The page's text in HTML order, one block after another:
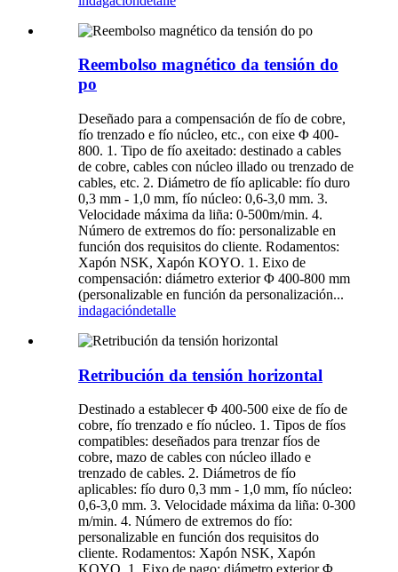
Reembolso magnético da tensión do
po
Deseñado para a compensación de fío de cobre,
fío trenzado e fío núcleo, etc., con eixe Φ 400-
800. 1. Tipo de fío axeitado: destinado a cables
de cobre, cables con núcleo illado ou trenzado de
cables, etc. 2. Diámetro de fío aplicable: fío duro
0,3 mm - 1,0 mm, fío núcleo: 0,6-3,0 mm. 3.
Velocidade máxima da liña: 0-500m/min. 4.
Número de extremos do fío: personalizable en
función dos requisitos do cliente. Rodamentos:
Xapón NSK, Xapón KOYO. 1. Eixo de
compensación: diámetro exterior Φ 400-800 mm
(personalizable en función da personalización...
indagacióndetalle
Retribución da tensión horizontal
Destinado a establecer Φ 400-500 eixe de fío de
cobre, fío trenzado e fío núcleo. 1. Tipos de fíos
compatibles: deseñados para trenzar fíos de
cobre, mazo de cables con núcleo illado e
trenzado de cables. 2. Diámetros de fío
aplicables: fío duro 0,3 mm - 1,0 mm, fío núcleo:
0,6-3,0 mm. 3. Velocidade máxima da liña: 0-300
m/min. 4. Número de extremos do fío:
personalizable en función dos requisitos do
cliente. Rodamentos: Xapón NSK, Xapón